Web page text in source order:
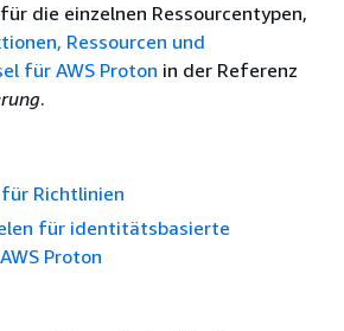
die einzelnen Ressourcentypen,
Ressourcen und
für AWS Proton in der Referenz
.
Richtlinien
für identitätsbasierte
Proton